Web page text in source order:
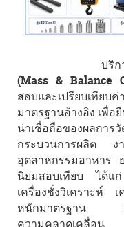
บริก
(Mass & Balance
สอบและเปรียบเทียบ
มาตรฐานอ้างอิง เพื่
น่าเชื่อถือของผลก
กระบวนการผลิต
อุตสาหกรรมอาหาร
นิยมสอบเทียบ ได้แ
เครื่องชั่งวิเคราะห์
หนักมาตรฐาน การ
ความคลาดเคลื่อน